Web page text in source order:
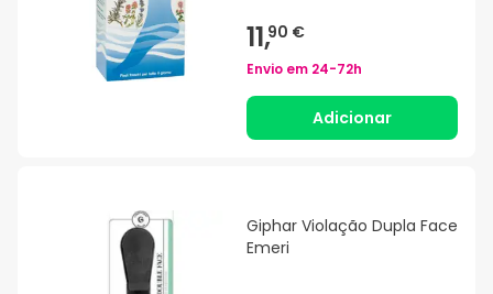
11,90 €
Envio em 24-72h
Adicionar
Giphar Violação Dupla Face
Emeri